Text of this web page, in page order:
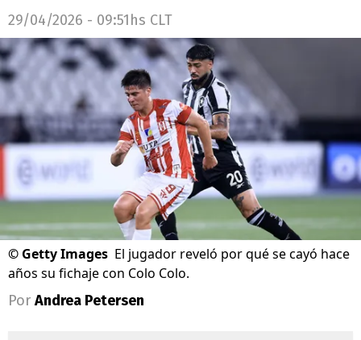
29/04/2026 - 09:51hs CLT
© Getty Images El jugador reveló por qué se cayó hace
años su fichaje con Colo Colo.
Por Andrea Petersen